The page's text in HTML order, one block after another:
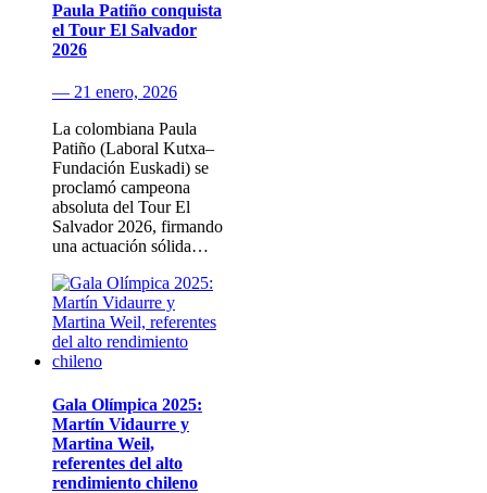
Paula Patiño conquista
el Tour El Salvador
2026
— 21 enero, 2026
La colombiana Paula
Patiño (Laboral Kutxa–
Fundación Euskadi) se
proclamó campeona
absoluta del Tour El
Salvador 2026, firmando
una actuación sólida…
Gala Olímpica 2025:
Martín Vidaurre y
Martina Weil,
referentes del alto
rendimiento chileno